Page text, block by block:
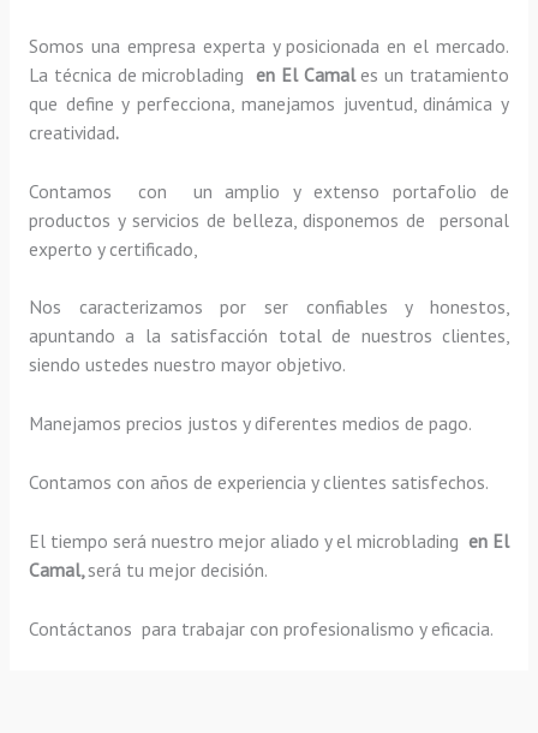
Somos una empresa experta y posicionada en el mercado.
La técnica de microblading en El Camal es un tratamiento
que define y perfecciona, manejamos juventud, dinámica y
creatividad.
Contamos con un amplio y extenso portafolio de
productos y servicios de belleza, disponemos de personal
experto y certificado,
Nos caracterizamos por ser confiables y honestos,
apuntando a la satisfacción total de nuestros clientes,
siendo ustedes nuestro mayor objetivo.
Manejamos precios justos y diferentes medios de pago.
Contamos con años de experiencia y clientes satisfechos.
El tiempo será nuestro mejor aliado y elmicroblading en El
Camal, será tu mejor decisión.
Contáctanos para trabajar con profesionalismo y eficacia.